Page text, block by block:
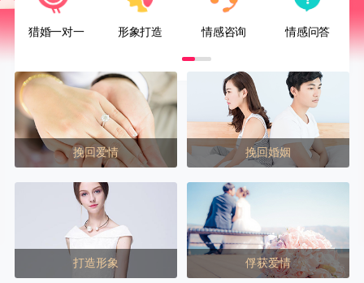
猎婚一对一 形象打造 情感咨询 情感问答
挽回爱情 挽回婚姻
打造形象 俘获爱情